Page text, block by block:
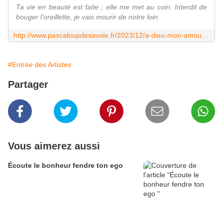
Ta vie en beauté est faite ; elle me met au coin. Interdit de
bouger l'oreillette, je vais mourir de notre loin.
#Entrée des Artistes
Partager
Vous aimerez aussi
Écoute le bonheur fendre ton ego